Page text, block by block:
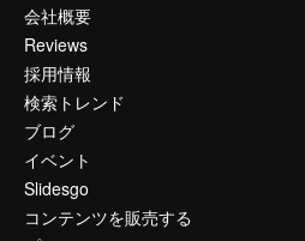
会社概要
Reviews
採用情報
検索トレンド
ブログ
イベント
Slidesgo
コンテンツを販売する